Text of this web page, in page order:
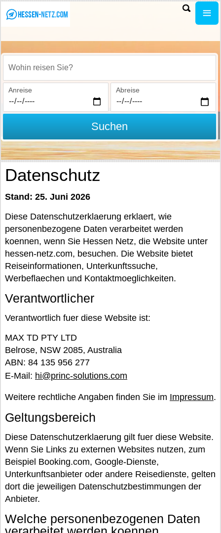
Wohin reisen Sie?
Anreise Abreise
Suchen
Datenschutz
Stand: 25. Juni 2026
Diese Datenschutzerklaerung erklaert, wie
personenbezogene Daten verarbeitet werden
koennen, wenn Sie Hessen Netz, die Website unter
hessen-netz.com, besuchen. Die Website bietet
Reiseinformationen, Unterkunftssuche,
Werbeflaechen und Kontaktmoeglichkeiten.
Verantwortlicher
Verantwortlich fuer diese Website ist:
MAX TD PTY LTD
Belrose, NSW 2085, Australia
ABN: 84 135 956 277
E-Mail: hi@princ-solutions.com
Weitere rechtliche Angaben finden Sie im Impressum.
Geltungsbereich
Diese Datenschutzerklaerung gilt fuer diese Website.
Wenn Sie Links zu externen Websites nutzen, zum
Beispiel Booking.com, Google-Dienste,
Unterkunftsanbieter oder andere Reisedienste, gelten
dort die jeweiligen Datenschutzbestimmungen der
Anbieter.
Welche personenbezogenen Daten